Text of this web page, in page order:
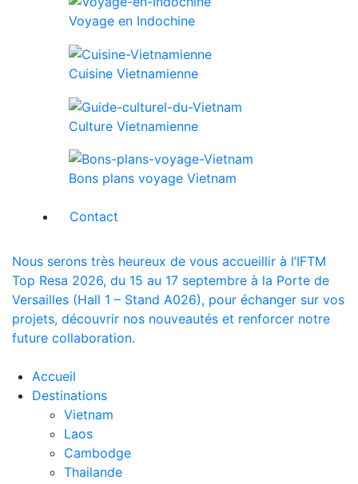
Voyage en Indochine
Cuisine Vietnamienne
Culture Vietnamienne
Bons plans voyage Vietnam
Contact
Nous serons très heureux de vous accueillir à l’IFTM
Top Resa 2026, du 15 au 17 septembre à la Porte de
Versailles (Hall 1 – Stand A026), pour échanger sur vos
projets, découvrir nos nouveautés et renforcer notre
future collaboration.
Accueil
Destinations
Vietnam
Laos
Cambodge
Thailande